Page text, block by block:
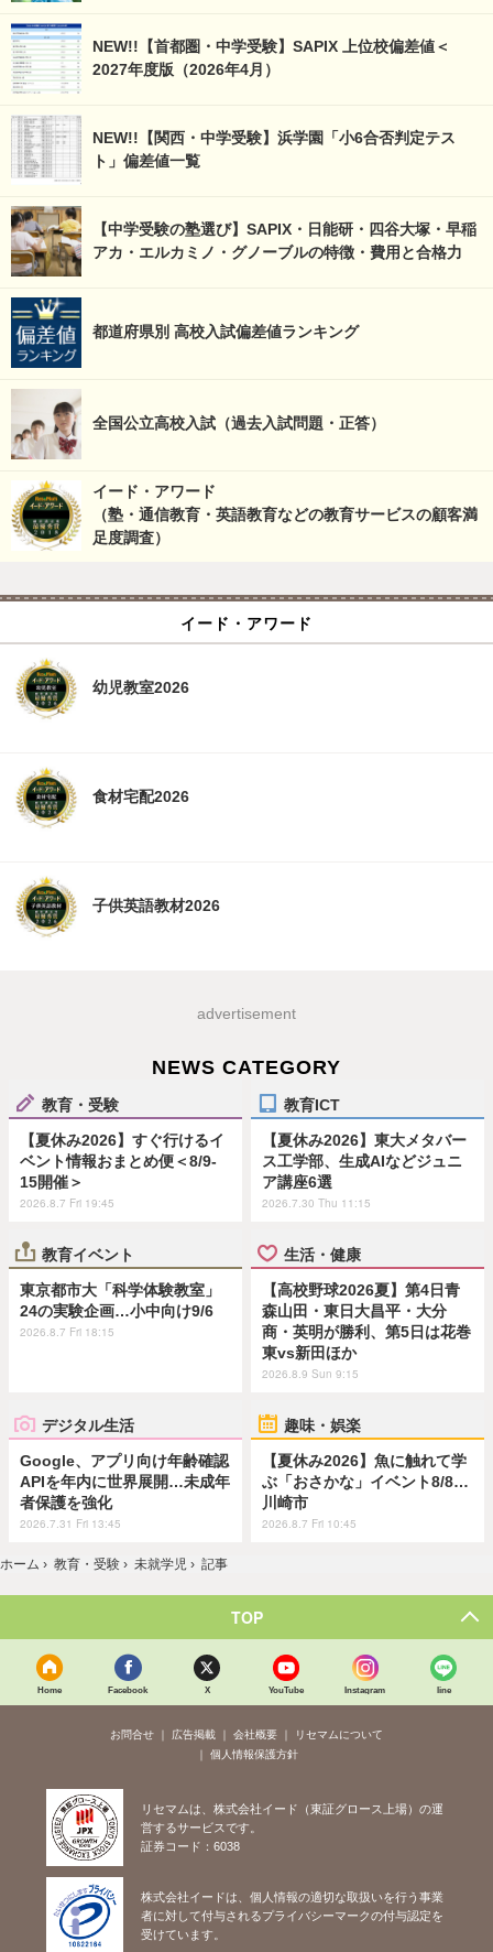
NEW!!【首都圏・中学受験】SAPIX 上位校偏差値＜
2027年度版（2026年4月）
NEW!!【関西・中学受験】浜学園「小6合否判定テス
ト」偏差値一覧
【中学受験の塾選び】SAPIX・日能研・四谷大塚・早稲
アカ・エルカミノ・グノーブルの特徴・費用と合格力
都道府県別 高校入試偏差値ランキング
全国公立高校入試（過去入試問題・正答）
イード・アワード
（塾・通信教育・英語教育などの教育サービスの顧客満
足度調査）
イード・アワード
幼児教室2026
食材宅配2026
子供英語教材2026
advertisement
NEWS CATEGORY
教育・受験
【夏休み2026】すぐ行けるイ
ベント情報おまとめ便＜8/9-
15開催＞
2026.8.7 Fri 19:45
教育ICT
【夏休み2026】東大メタバー
ス工学部、生成AIなどジュニ
ア講座6選
2026.7.30 Thu 11:15
教育イベント
東京都市大「科学体験教室」
24の実験企画…小中向け9/6
2026.8.7 Fri 18:15
生活・健康
【高校野球2026夏】第4日青
森山田・東日大昌平・大分
商・英明が勝利、第5日は花巻
東vs新田ほか
2026.8.9 Sun 9:15
デジタル生活
Google、アプリ向け年齢確認
APIを年内に世界展開…未成年
者保護を強化
2026.7.31 Fri 13:45
趣味・娯楽
【夏休み2026】魚に触れて学
ぶ「おさかな」イベント8/8…
川崎市
2026.8.7 Fri 10:45
ホーム › 教育・受験 › 未就学児 › 記事
TOP
Home Facebook X YouTube Instagram line
お問合せ 広告掲載 会社概要
リセマムについて
個人情報保護方針
リセマムは、株式会社イード（東証グロース上場）の運
営するサービスです。
証券コード：6038
株式会社イードは、個人情報の適切な取扱いを行う事業
者に対して付与されるプライバシーマークの付与認定を
受けています。